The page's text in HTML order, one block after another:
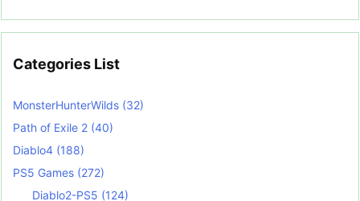
Categories List
MonsterHunterWilds (32)
Path of Exile 2 (40)
Diablo4 (188)
PS5 Games (272)
Diablo2-PS5 (124)